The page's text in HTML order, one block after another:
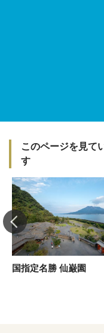
このページを見て
す
国指定名勝 仙巌園